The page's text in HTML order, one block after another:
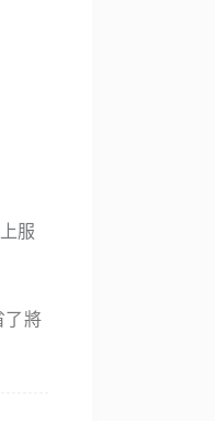
服
了將